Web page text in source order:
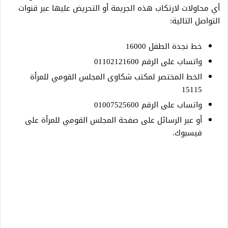
أي محاولات لارتكاب هذه الجريمة أو التحريض عليها عبر قنوات
التواصل التالية:
خط نجدة الطفل 16000
واتساب على الرقم 01102121600
الخط المختصر لمكتب شكاوى المجلس القومي للمرأة
15115
واتساب على الرقم 01007525600
أو عبر الرسائل على صفحة المجلس القومي للمرأة على
فيسبوك.